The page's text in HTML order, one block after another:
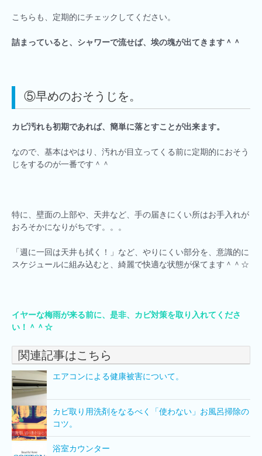
こちらも、定期的にチェックしてください。
詰まっていると、シャワーで流せば、埃の塊が出てきます＾＾
⑤早めのおそうじを。
カビ汚れも初期であれば、簡単に落とすことが出来ます。
なので、基本はやはり、汚れが目立ってくる前に定期的におそう
じをするのが一番です＾＾
特に、壁面の上部や、天井など、手の届きにくい所はお手入れが
おろそかになりがちです。。。
「週に一回は天井も拭く！」など、やりにくい部分を、意識的に
スケジュールに組み込むと、綺麗で快適な状態が保てます＾＾☆
イヤーな梅雨が来る前に、是非、カビ対策を取り入れてくださ
い！＾＾☆
関連記事はこちら
エアコンによる健康被害について。
カビ取り用洗剤をなるべく「使わない」お風呂掃除の
コツ。
浴室カウンター